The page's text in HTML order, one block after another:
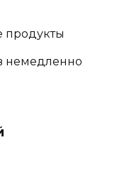
продукты
немедленно